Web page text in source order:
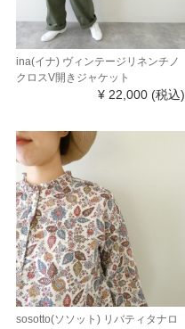
ina(イナ) ヴィンテージリネンチノ
クロスV開きジャケット
¥ 22,000 (税込)
sosotto(ソソット) リバティタナロ